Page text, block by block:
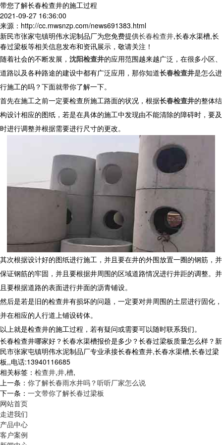
带您了解长春检查井的施工过程
2021-09-27 16:36:00
来源：http://cc.mwsnzp.com/news691383.html
新民市张家屯镇明伟水泥制品厂为您免费提供长春检查井,长春水渠槽,长
春过梁板等相关信息发布和资讯展示，敬请关注！
随着社会的不断发展， 沈阳检查井的应用范围越来越广泛，在很多小区、
道路以及各种路途的建设中都有广泛应用，那你知道长春检查井是怎么进
行施工的吗？下面就带你了解一下。
首先在施工之前一定要检查所施工路面的状况，根据长春检查井的整体结
构设计相应的图纸，若是在具体的施工中发现由不能清除的障碍时，要及
时进行调整并根据需要进行尺寸的更改。
其次根据设计好的图纸进行施工，并且要在井的外围放置一圈的钢筋，并
保证钢筋的牢固，并且要根据井周围的区域道路情况进行井距的调整。并
且要根据道路的表面进行井面的沥青铺设。
然后是若是旧的检查井有损坏的问题，一定要对井周围的土层进行固化，
并在相应的人行道上铺设砖体。
以上就是检查井的施工过程，若有疑问或需要可以随时联系我们。
长春检查井哪家好？长春水渠槽报价是多少？长春过梁板质量怎么样？新
民市张家屯镇明伟水泥制品厂专业承接长春检查井,长春水渠槽,长春过梁
板,,电话:13940116685
相关标签： 检查井,井,槽,
上一条： 你了解长春雨水井吗？听听厂家怎么说
下一条： 一文带你了解长春过梁板
网站首页
走进我们
产品中心
客户案例